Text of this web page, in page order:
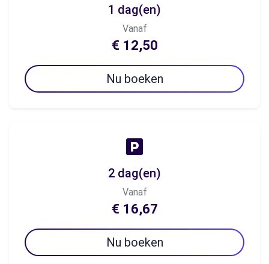
1 dag(en)
Vanaf
€ 12,50
Nu boeken
2 dag(en)
Vanaf
€ 16,67
Nu boeken